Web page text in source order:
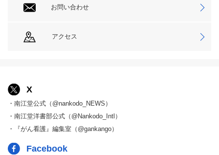
お問い合わせ
アクセス
X
・南江堂公式（@nankodo_NEWS）
・南江堂洋書部公式（@Nankodo_Intl）
・『がん看護』編集室（@gankango）
Facebook